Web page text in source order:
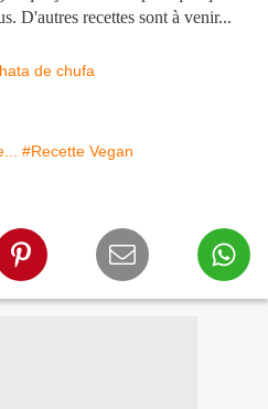
D'autres recettes sont à venir...
#Recette Vegan